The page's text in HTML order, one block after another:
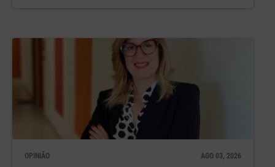
OPINIÃO AGO 03, 2026